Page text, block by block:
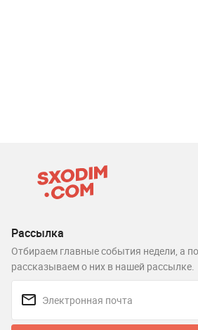
Рассылка
Отбираем главные события недели, а
рассказываем о них в нашей рассылке.